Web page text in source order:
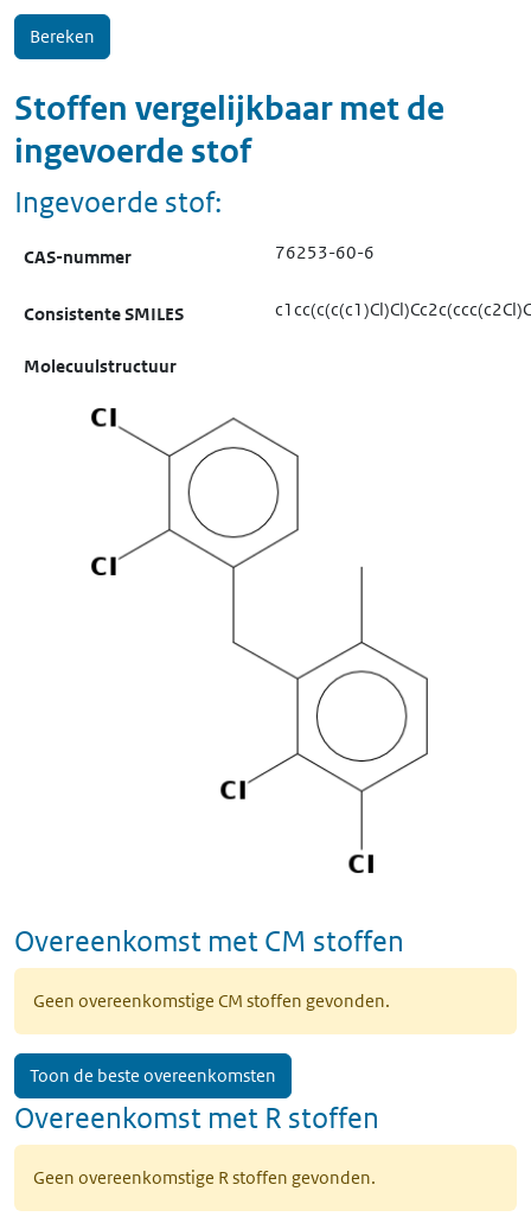
Stoffen vergelijkbaar met de
ingevoerde stof
Ingevoerde stof:
CAS-nummer 76253-60-6
Consistente SMILES
Molecuulstructuur
Overeenkomst met CM stoffen
Geen overeenkomstige CM stoffen gevonden.
Toon de beste overeenkomsten
Overeenkomst met R stoffen
Geen overeenkomstige R stoffen gevonden.